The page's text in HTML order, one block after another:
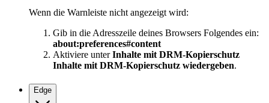
Wenn die Warnleiste nicht angezeigt wird:
Gib in die Adresszeile deines Browsers Folgendes ein:
about:preferences#content
Aktiviere unterInhalte mit DRM-Kopierschutz
Inhalte mit DRM-Kopierschutz wiedergeben.
Edge